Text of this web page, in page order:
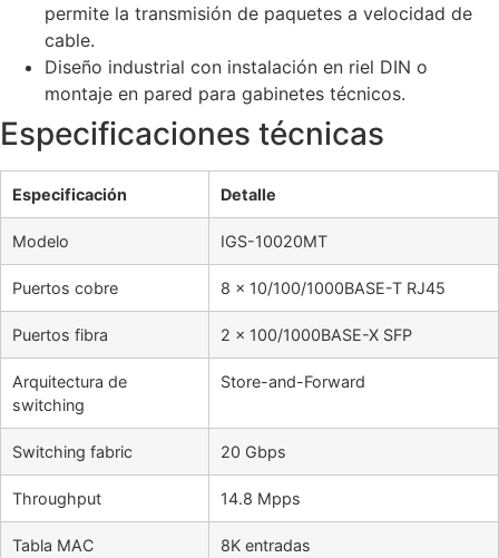
permite la transmisión de paquetes a velocidad de
cable.
Diseño industrial con instalación en riel DIN o
montaje en pared para gabinetes técnicos.
Especificaciones técnicas
Especificación Detalle
Modelo IGS-10020MT
Puertos cobre 8 × 10/100/1000BASE-T RJ45
Puertos fibra 2 × 100/1000BASE-X SFP
Arquitectura de
switching
Store-and-Forward
Switching fabric 20 Gbps
Throughput 14.8 Mpps
Tabla MAC 8K entradas